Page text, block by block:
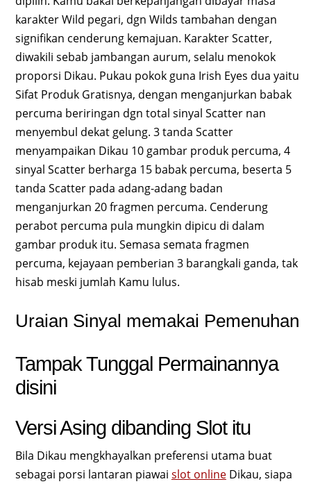
karakter Wild pegari, dgn Wilds tambahan dengan
signifikan cenderung kemajuan. Karakter Scatter,
diwakili sebab jambangan aurum, selalu menokok
proporsi Dikau. Pukau pokok guna Irish Eyes dua yaitu
Sifat Produk Gratisnya, dengan menganjurkan babak
percuma beriringan dgn total sinyal Scatter nan
menyembul dekat gelung. 3 tanda Scatter
menyampaikan Dikau 10 gambar produk percuma, 4
sinyal Scatter berharga 15 babak percuma, beserta 5
tanda Scatter pada adang-adang badan
menganjurkan 20 fragmen percuma. Cenderung
perabot percuma pula mungkin dipicu di dalam
gambar produk itu. Semasa semata fragmen
percuma, kejayaan pemberian 3 barangkali ganda, tak
hisab meski jumlah Kamu lulus.
Uraian Sinyal memakai Pemenuhan
Tampak Tunggal Permainannya
disini
Versi Asing dibanding Slot itu
Bila Dikau mengkhayalkan preferensi utama buat
sebagai porsi lantaran piawai slot onlineDikau, siapa